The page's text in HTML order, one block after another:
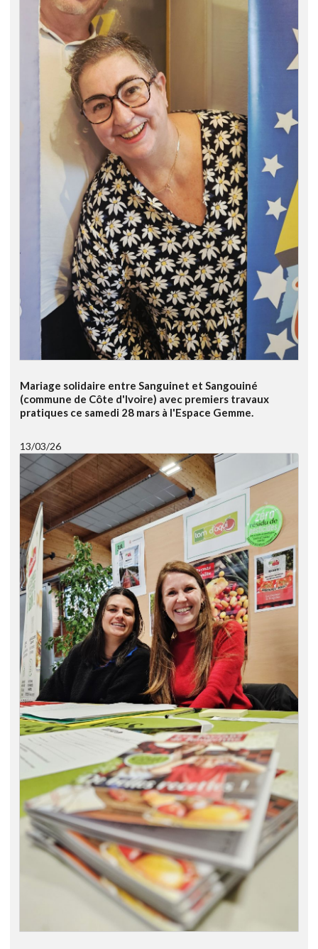
Mariage solidaire entre Sanguinet et Sangouiné
(commune de Côte d'Ivoire) avec premiers travaux
pratiques ce samedi 28 mars à l'Espace Gemme.
13/03/26